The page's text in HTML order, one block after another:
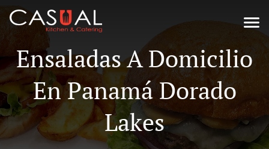
Ensaladas A Domicilio
En Panamá Dorado
Lakes